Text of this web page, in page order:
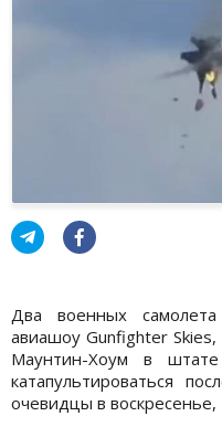
Два военных
авиашоу Gunfighter
Маунтин-Хоум в
катапультироваться
очевидцы в воскресенье,